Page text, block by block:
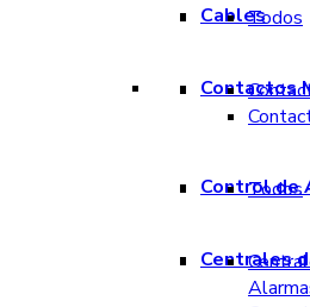
CablesTodos
Contactos
Control de
Todos
Centrales